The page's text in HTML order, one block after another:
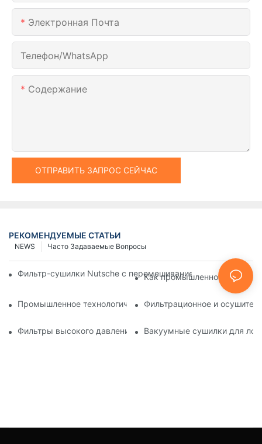
Электронная Почта
Телефон/WhatsApp
Содержание
ОТПРАВИТЬ ЗАПРОС СЕЙЧАС
РЕКОМЕНДУЕМЫЕ СТАТЬИ
Часто Задаваемые Вопросы
NEWS
Фильтр-сушилки Nutsche с перемешиванием против
Как промышленное
Промышленное технологическое оборудование:
Фильтрационное и
Фильтры высокого давления Nutsche: применение в
Вакуумные сушилки для